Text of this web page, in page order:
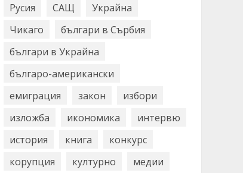
Русия
САЩ
Украйна
Чикаго
българи в Сърбия
българи в Украйна
българо-американски
емиграция
закон
избори
изложба
икономика
интервю
история
книга
конкурс
корупция
културно
медии